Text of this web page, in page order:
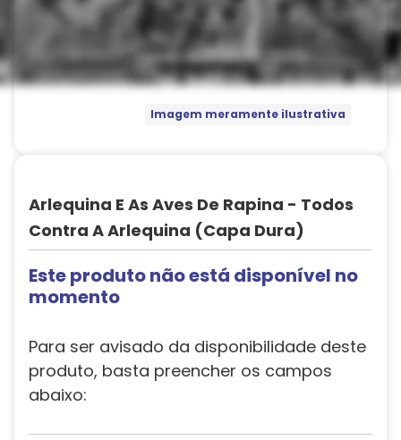
Imagem meramente ilustrativa
Arlequina E As Aves De Rapina - Todos
Contra A Arlequina (Capa Dura)
Este produto não está disponível no
momento
Para ser avisado da disponibilidade deste
produto, basta preencher os campos
abaixo: